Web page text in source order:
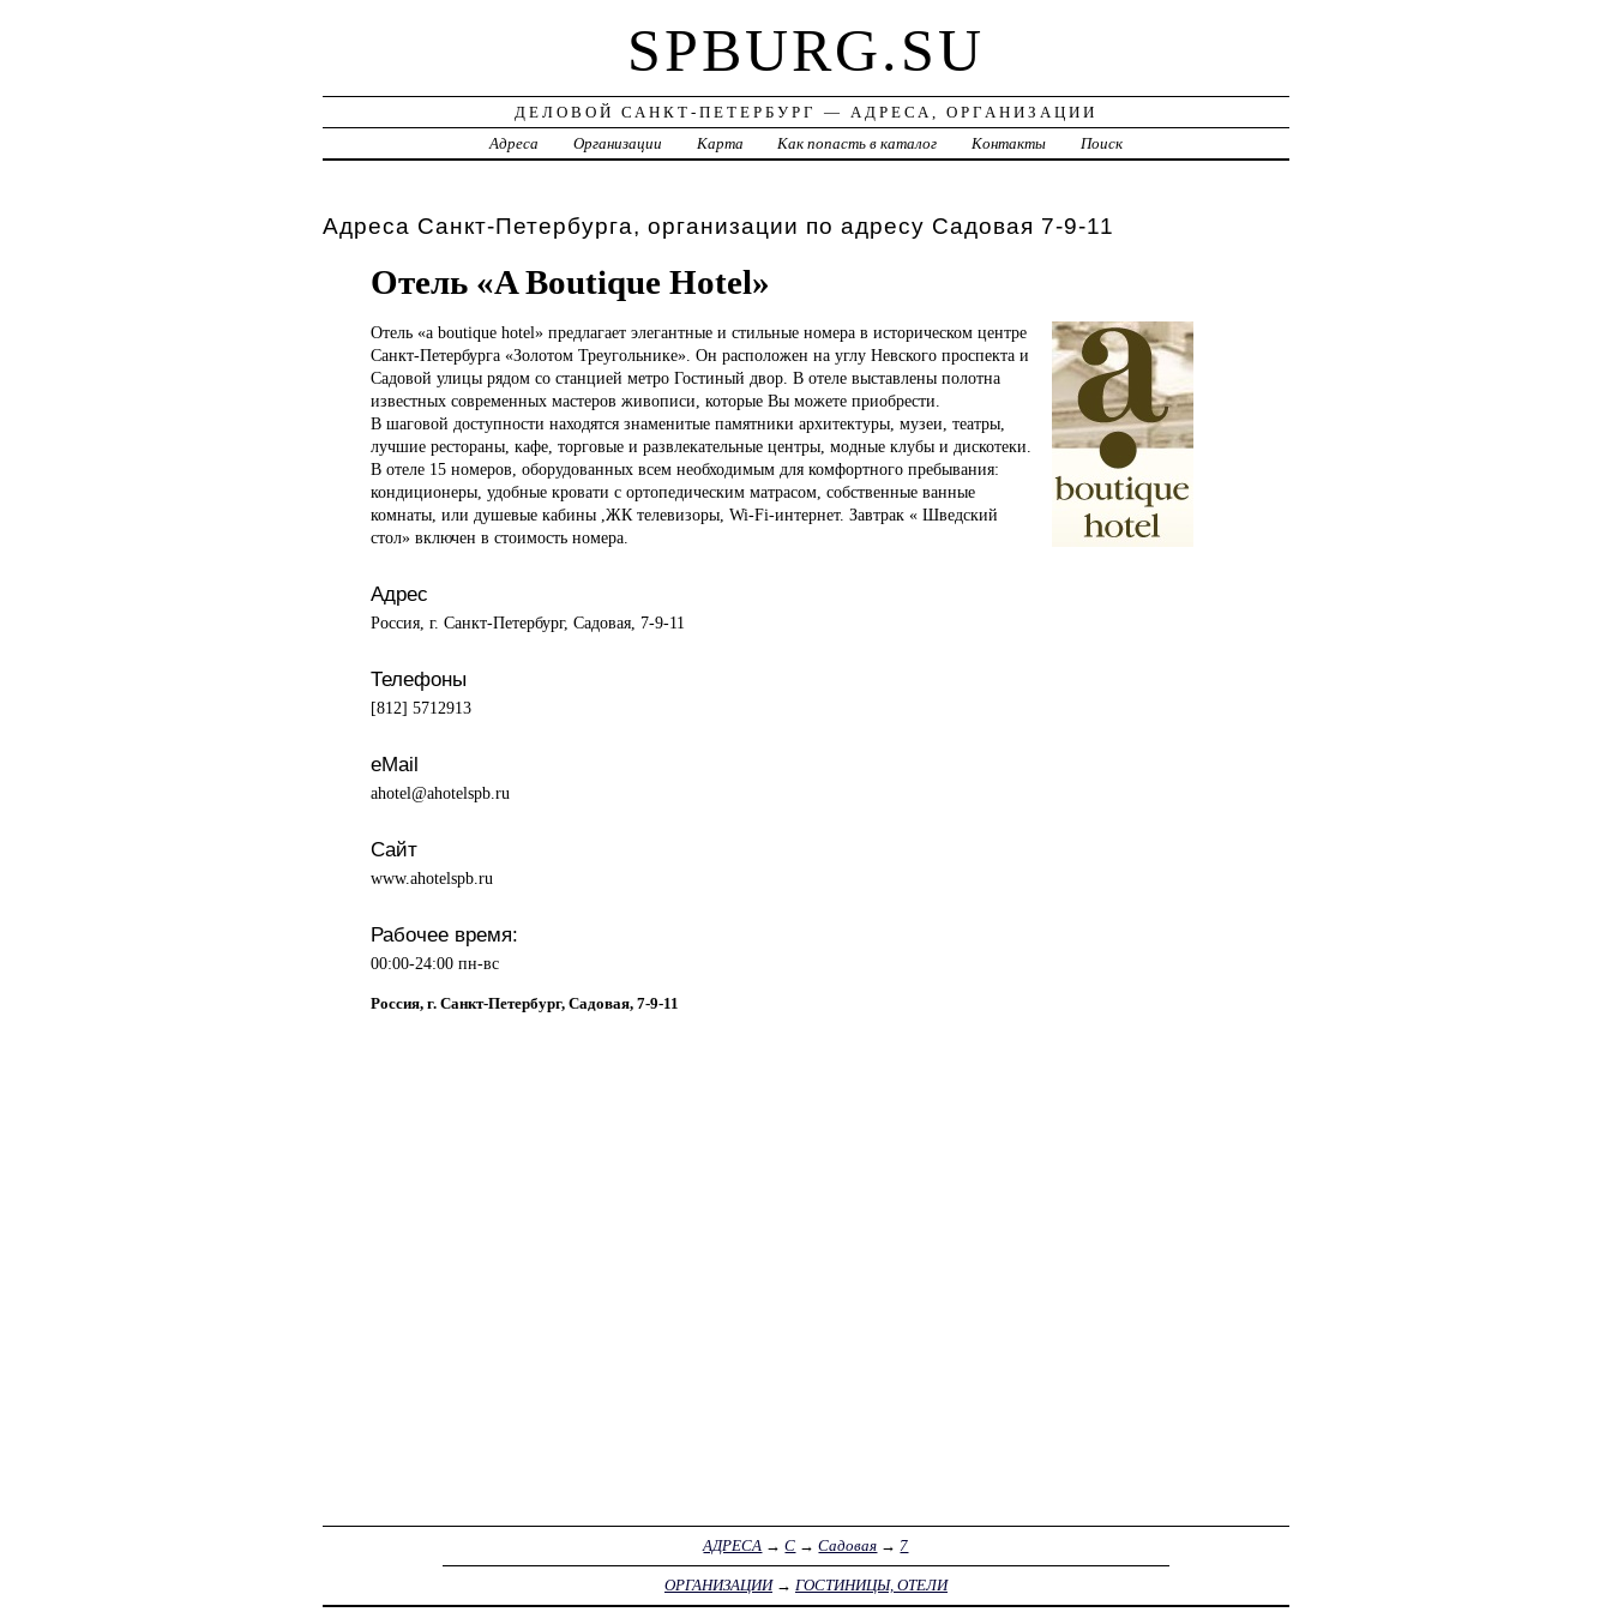
SPBURG.SU
ДЕЛОВОЙ САНКТ-ПЕТЕРБУРГ — АДРЕСА, ОРГАНИЗАЦИИ
Адреса
Организации Карта Как попасть в каталог Контакты Поиск
Адреса Санкт-Петербурга, организации по адресу Садовая 7-9-11
Отель «A Boutique Hotel»
Отель «a boutique hotel» предлагает элегантные и стильные номера в историческом центре
Санкт-Петербурга «Золотом Треугольнике». Он расположен на углу Невского проспекта и
Садовой улицы рядом со станцией метро Гостиный двор. В отеле выставлены полотна
известных современных мастеров живописи, которые Вы можете приобрести.
В шаговой доступности находятся знаменитые памятники архитектуры, музеи, театры,
лучшие рестораны, кафе, торговые и развлекательные центры, модные клубы и дискотеки.
В отеле 15 номеров, оборудованных всем необходимым для комфортного пребывания:
кондиционеры, удобные кровати с ортопедическим матрасом, собственные ванные
комнаты, или душевые кабины ,ЖК телевизоры, Wi-Fi-интернет. Завтрак « Шведский
стол» включен в стоимость номера.
Адрес
Россия, г. Санкт-Петербург, Садовая, 7-9-11
Телефоны
[812] 5712913
eMail
ahotel@ahotelspb.ru
Сайт
www.ahotelspb.ru
Рабочее время:
00:00-24:00 пн-вс
Россия, г. Санкт-Петербург, Садовая, 7-9-11
АДРЕСА →С →Садовая → 7
ОРГАНИЗАЦИИ→ ГОСТИНИЦЫ, ОТЕЛИ